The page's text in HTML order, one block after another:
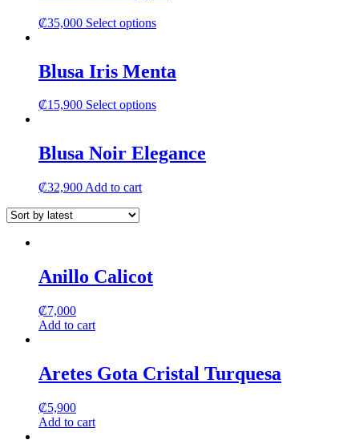
₡35,000 Select optionsThis
multiple
variants.
options
chosen
on
Blusa Iris Menta
₡15,900 Select optionsThis
multiple
variants.
Blusa Noir Elegance
₡32,900 Add to cart
Anillo Calicot
₡7,000
Add to cart
Aretes Gota Cristal Turquesa
₡5,900
Add to cart